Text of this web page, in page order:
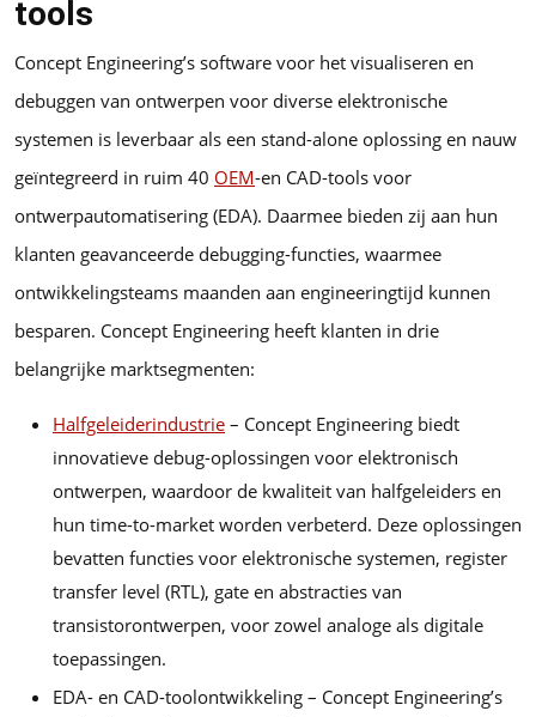
tools
Concept Engineering’s software voor het visualiseren en
debuggen van ontwerpen voor diverse elektronische
systemen is leverbaar als een stand-alone oplossing en nauw
geïntegreerd in ruim 40 OEM-en CAD-tools voor
ontwerpautomatisering (EDA). Daarmee bieden zij aan hun
klanten geavanceerde debugging-functies, waarmee
ontwikkelingsteams maanden aan engineeringtijd kunnen
besparen. Concept Engineering heeft klanten in drie
belangrijke marktsegmenten:
Halfgeleiderindustrie – Concept Engineering biedt
innovatieve debug-oplossingen voor elektronisch
ontwerpen, waardoor de kwaliteit van halfgeleiders en
hun time-to-market worden verbeterd. Deze oplossingen
bevatten functies voor elektronische systemen, register
transfer level (RTL), gate en abstracties van
transistorontwerpen, voor zowel analoge als digitale
toepassingen.
EDA- en CAD-toolontwikkeling – Concept Engineering’s